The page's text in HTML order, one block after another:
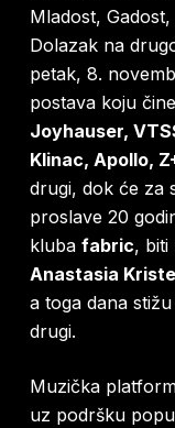
Mladost,
Dolazak na
petak, 8.
postava koju čine
Joyhauser,
Klinac, Apollo,
drugi, dok će za
proslave 20
kluba fabric, biti
Anastasia
a toga dana stižu
drugi.
Muzička
uz podršku